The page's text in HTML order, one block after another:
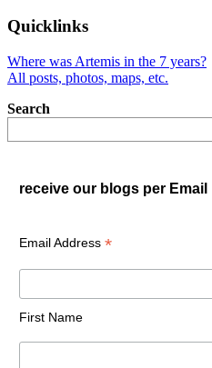
Quicklinks
Where was Artemis in the 7 years?
All posts, photos, maps, etc.
Search
receive our blogs per Email
Email Address *
First Name